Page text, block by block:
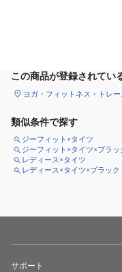
この商品が登録されてい
ヨガ・フィットネス・トレ
類似条件で探す
ジーフィット×タイツ
ジーフィット×タイツ×ブラッ
レディース×タイツ
レディース×タイツ×ブラック
サポート